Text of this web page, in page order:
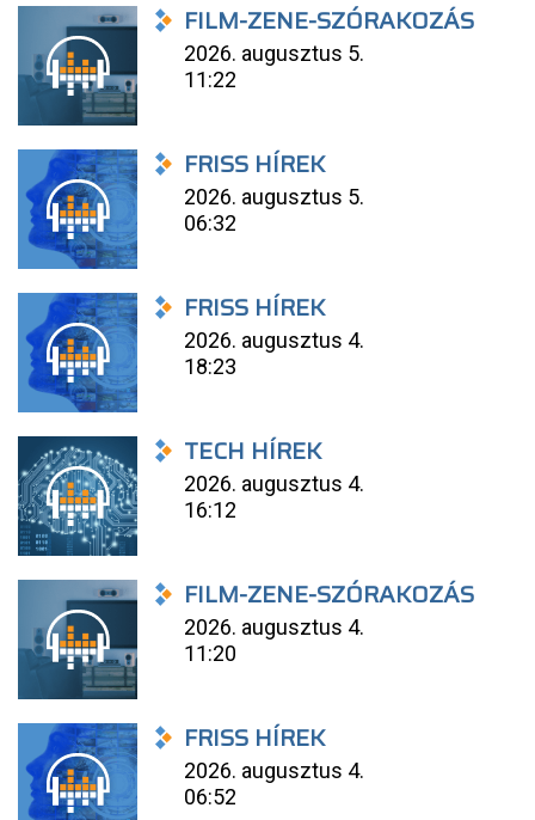
FILM-ZENE-SZÓRAKOZÁS
2026. augusztus 5.
11:22
FRISS HÍREK
2026. augusztus 5.
06:32
FRISS HÍREK
2026. augusztus 4.
18:23
TECH HÍREK
2026. augusztus 4.
16:12
FILM-ZENE-SZÓRAKOZÁS
2026. augusztus 4.
11:20
FRISS HÍREK
2026. augusztus 4.
06:52